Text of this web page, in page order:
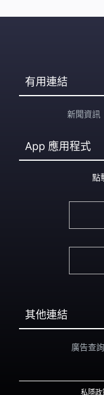
有用連結
新聞資訊
App 應用程式
點
其他連結
廣告查詢
私隱政